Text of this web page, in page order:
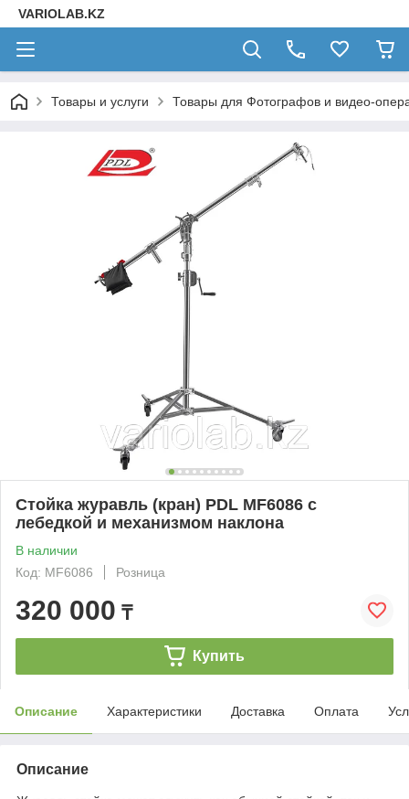
VARIOLAB.KZ
Товары и услуги Товары для Фотографов и видео-
Стойка журавль (кран) PDL MF6086 с
лебедкой и механизмом наклона
В наличии
Код: MF6086
Розница
320 000 ₸
Купить
Описание Характеристики Доставка Оплата
Описание